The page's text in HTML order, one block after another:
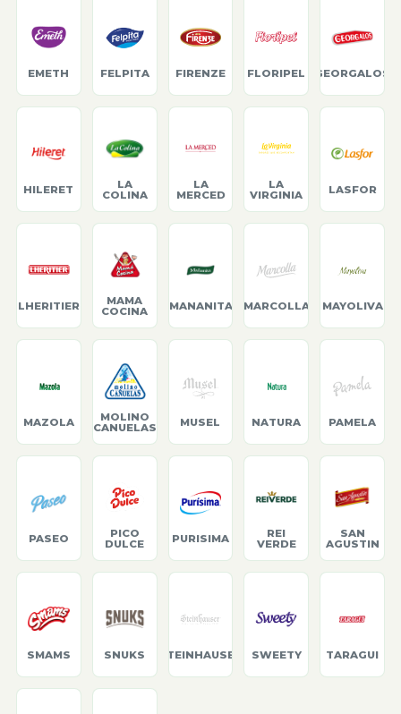
EMETH FELPITA FIRENZE FLORIPEL GEORGALOS
HILERET
LA
COLINA
LA
MERCED
LA
VIRGINIA
LASFOR
LHERITIER
MAMA
COCINA
MANANITA MARCOLLA MAYOLIVA
MAZOLA
MOLINO
CANUELAS
MUSEL NATURA PAMELA
PASEO
PICO
DULCE
PURISIMA
REI
VERDE
SAN
AGUSTIN
SMAMS SNUKS STEINHAUSER SWEETY TARAGUI